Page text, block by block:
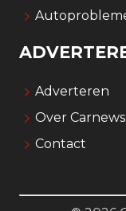
Adverteren
Over
Contact